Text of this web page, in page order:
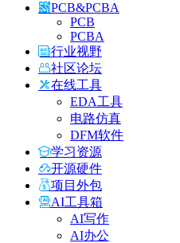
PCB&PCBA
PCB
PCBA
行业视野
社区论坛
在线工具
EDA工具
电路仿真
DFM软件
学习资源
开源硬件
项目外包
AI工具箱
AI写作
AI办公